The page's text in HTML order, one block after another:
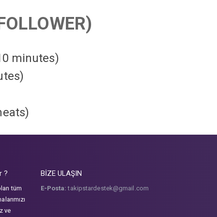
minutes)
)
?
tüm
ve
BİZE ULAŞIN
E-Posta: takipstardestek@gmail.com